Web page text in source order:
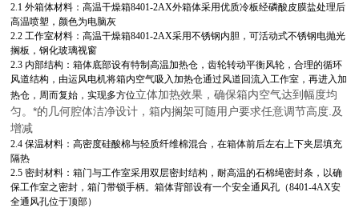
2.1 外箱体材料：高温干燥箱8401-2AX外箱体采用优质冷板经磷酸皮膜盐处理后
高温喷塑，颜色为电脑灰
2.2 工作室材料：高温干燥箱8401-2AX采用不锈钢内胆，可活动式不锈钢电抛光
搁板，钢化玻璃视窗
2.3 内部结构：箱体底部设有特制高温加热仓，齿轮转动平衡风轮，合理的循环
风道结构，由运风电机将箱内空气吸入加热仓通过风道回流入工作室，再进入加
热仓，周而复始，实现多方位立体加热效果，确保箱内空气达到幅度均
匀。*的几何腔体洁净设计，箱内搁架可随用户要求任意调节高度.及
增减
2.4 保温材料：高密度硅酸棉与轻质纤维棉混合，在箱体前后左右上下夹层填充
隔热
2.5 密封材料：箱门与工作室采用双层密封结构，耐高温的石棉绳密封条，以确
保工作室之密封，箱门带锁手柄。箱体背部设有一个安全通风孔（8401-4AX安
全通风孔位于顶部）